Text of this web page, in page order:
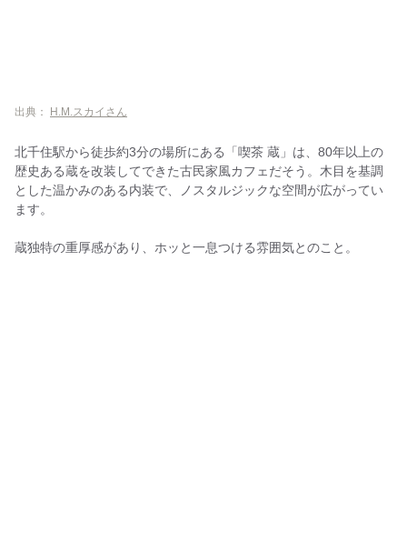
出典： H.M.スカイさん
北千住駅から徒歩約3分の場所にある「喫茶 蔵」は、80年以上の
歴史ある蔵を改装してできた古民家風カフェだそう。木目を基調
とした温かみのある内装で、ノスタルジックな空間が広がってい
ます。
蔵独特の重厚感があり、ホッと一息つける雰囲気とのこと。